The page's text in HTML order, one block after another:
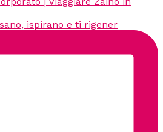
ispirano e ti rigener